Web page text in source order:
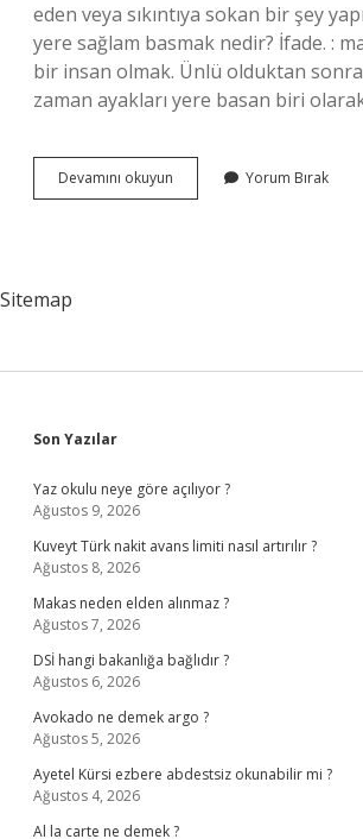
eden veya sıkıntıya sokan bir şey
yere sağlam basmak nedir? İfade. :
bir insan olmak. Ünlü olduktan
zaman ayakları yere basan biri
Devamını okuyun
Yere
Yorum Bırak
Sitemap
Sidebar
Son Yazılar
Yaz okulu neye göre açılıyor ?
Ağustos 9, 2026
Kuveyt Türk nakit avans limiti nasıl artırılır ?
Ağustos 8, 2026
Makas neden elden alınmaz ?
Ağustos 7, 2026
DSİ hangi bakanlığa bağlıdır ?
Ağustos 6, 2026
Avokado ne demek argo ?
Ağustos 5, 2026
Ayetel Kürsi ezbere abdestsiz okunabilir mi ?
Ağustos 4, 2026
Al la carte ne demek ?